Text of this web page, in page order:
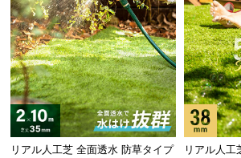
て
保
証
に
つ
い
て
一般的な防草シートとの比較
一般的な防草シート
リアル人工芝 全面透水 防草タイプ
リアル人工